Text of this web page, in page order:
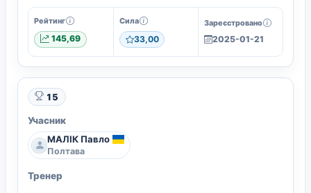
Рейтинг
145,69
Сила
33,00
Зареєстровано
2025-01-21
15
Учасник
МАЛІК Павло
Полтава
Тренер